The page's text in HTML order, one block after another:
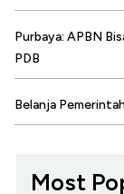
Purbaya: APBN
PDB
Belanja
Most